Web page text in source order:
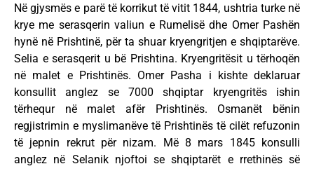
Në gjysmës e parë të korrikut të vitit 1844, ushtria turke në
krye me serasqerin valiun e Rumelisë dhe Omer Pashën
hynë në Prishtinë, për ta shuar kryengritjen e shqiptarëve.
Selia e serasqerit u bë Prishtina. Kryengritësit u tërhoqën
në malet e Prishtinës. Omer Pasha i kishte deklaruar
konsullit anglez se 7000 shqiptar kryengritës ishin
tërhequr në malet afër Prishtinës. Osmanët bënin
regjistrimin e myslimanëve të Prishtinës të cilët refuzonin
të jepnin rekrut për nizam. Më 8 mars 1845 konsulli
anglez në Selanik njoftoi se shqiptarët e rrethinës së